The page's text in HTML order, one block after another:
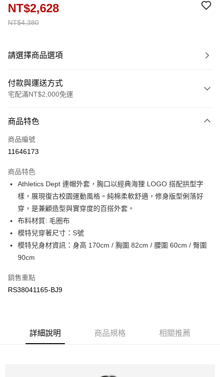
NT$4,380
NT$2,628
請選擇商品選項
付款與運送方式
宅配滿NT$2,000免運
信用卡一次付款
信用卡分期付款
合作金庫商業銀行
華南商業銀行
彰化商業銀行
上海商業儲蓄銀行
台北富邦商業銀行
國泰世華商業銀行
兆豐國際商業銀行
臺灣中小企業銀行
匯豐（台灣）商業銀行
聯邦商業銀行
元大商業銀行
永豐商業銀行
玉山商業銀行
台灣樂天信用卡公司
6 期 0 利率 每期
華南商業銀行
彰化商業銀行
上海商業儲蓄銀行
台北富邦商業銀行
國泰世華商業銀行
臺灣中小企業銀行
匯豐（台灣）商業銀行
華泰商業銀行
玉山商業銀行
台灣樂天信用卡公司
LINE Pay
Apple Pay
街口支付
運送方式
每筆NT$80，滿NT$2,000(含以上)免運費
商品特色
商品編號
11646173
商品特色
Athletics Dept 連帽外套，胸口以經典海狸 LOGO 搭配拱型字
樣，展現復古校園運動風格。純棉柔軟舒適，修身版型俐落好
穿，是兼顧造型與實穿度的百搭外套。
布料材質: 毛圈布
模特兒穿著尺寸：S號
模特兒身材資訊：身高 170cm / 胸圍 82cm / 腰圍 60cm / 臀圍
90cm
銷售重點
RS38041165-BJ9
詳細說明 商品規格 相關推薦